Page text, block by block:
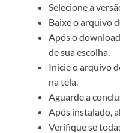
Selecione a
Baixe o arquivo
Após o
de sua escolha.
Inicie o arquivo
na tela.
Aguarde a
Após instalado,
Verifique se